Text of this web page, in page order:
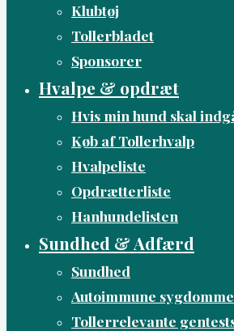
Klubtøj
Tollerbladet
Sponsorer
Hvalpe & opdræt
Hvis min hund skal
Køb af Tollerhvalp
Hvalpeliste
Opdrætterliste
Hanhundelisten
Sundhed & Adfærd
Sundhed
Autoimmune sygdomme
Tollerrelevante